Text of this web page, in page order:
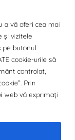
a vă oferi cea mai
și vizitele
pe butonul
cookie-urile să
controlat,
Prin
web vă exprimați
Control Intern